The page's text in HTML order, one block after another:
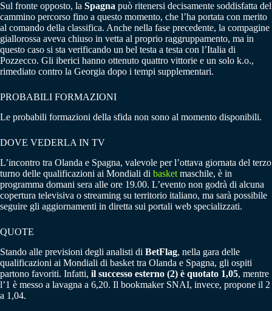
Sul fronte opposto, la Spagna può ritenersi decisamente soddisfatta del
cammino percorso fino a questo momento, che l’ha portata con merito
al comando della classifica. Anche nella fase precedente, la compagine
giallorossa aveva chiuso in vetta al proprio raggruppamento, ma in
questo caso si sta verificando un bel testa a testa con l’Italia di
Pozzecco. Gli iberici hanno ottenuto quattro vittorie e un solo k.o.,
rimediato contro la Georgia dopo i tempi supplementari.
PROBABILI FORMAZIONI
Le probabili formazioni della sfida non sono al momento disponibili.
DOVE VEDERLA IN TV
L’incontro tra Olanda e Spagna, valevole per l’ottava giornata del terzo
turno delle qualificazioni ai Mondiali di basket maschile, è in
programma domani sera alle ore 19.00. L’evento non godrà di alcuna
copertura televisiva o streaming su territorio italiano, ma sarà possibile
seguire gli aggiornamenti in diretta sui portali web specializzati.
QUOTE
Stando alle previsioni degli analisti di BetFlag, nella gara delle
qualificazioni ai Mondiali di basket tra Olanda e Spagna, gli ospiti
partono favoriti. Infatti, il successo esterno (2) è quotato 1,05, mentre
l’1 è messo a lavagna a 6,20. Il bookmaker SNAI, invece, propone il 2
a 1,04.